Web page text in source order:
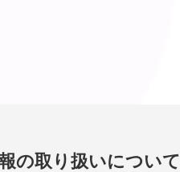
の取り扱いについて